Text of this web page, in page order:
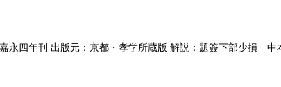
永四年刊 出版元：京都・孝学所蔵版 解説：題簽下部少損